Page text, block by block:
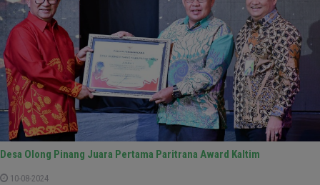
Desa Olong Pinang Juara Pertama Paritrana Award Kaltim
10-08-2024